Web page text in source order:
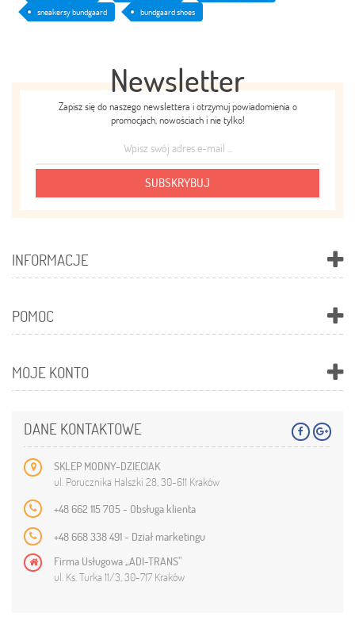
sneakersy bundgaard
bundgaard shoes
Newsletter
Zapisz się do naszego newslettera i otrzymuj powiadomienia o
promocjach, nowościach i nie tylko!
SUBSKRYBUJ
INFORMACJE
POMOC
MOJE KONTO
DANE KONTAKTOWE
SKLEP MODNY-DZIECIAK
ul. Porucznika Halszki 28, 30-611 Kraków
+48 662 115 705 - Obsługa klienta
+48 668 338 491 - Dział marketingu
Firma Usługowa „ADI-TRANS”
ul. Ks. Turka 11/3, 30-717 Kraków